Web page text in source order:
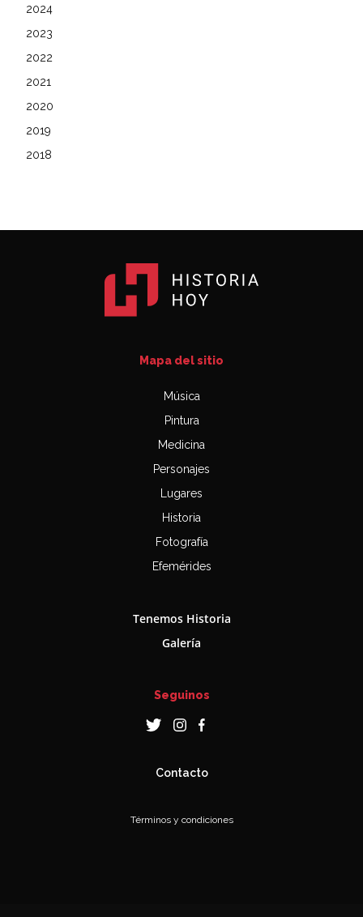
2024
2023
2022
2021
2020
2019
2018
Mapa del sitio
Música
Pintura
Medicina
Personajes
Lugares
Historia
Fotografía
Efemérides
Tenemos Historia
Galería
Seguinos
Contacto
Términos y condiciones